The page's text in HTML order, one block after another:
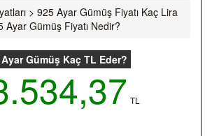
> 925 Ayar Gümüş Fiyatı Kaç Lira
Ayar Gümüş Fiyatı Nedir?
Gümüş Kaç TL Eder?
TL